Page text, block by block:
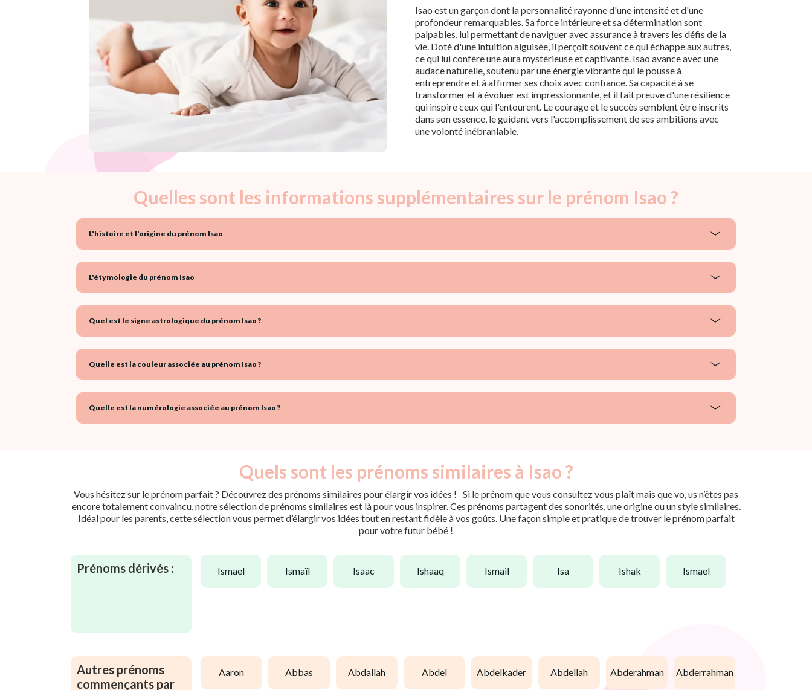
Isao est un garçon dont la personnalité rayonne d'une intensité et d'une
profondeur remarquables. Sa force intérieure et sa détermination sont
palpables, lui permettant de naviguer avec assurance à travers les défis de la
vie. Doté d'une intuition aiguisée, il perçoit souvent ce qui échappe aux autres,
ce qui lui confère une aura mystérieuse et captivante. Isao avance avec une
audace naturelle, soutenu par une énergie vibrante qui le pousse à
entreprendre et à affirmer ses choix avec confiance. Sa capacité à se
transformer et à évoluer est impressionnante, et il fait preuve d'une résilience
qui inspire ceux qui l'entourent. Le courage et le succès semblent être inscrits
dans son essence, le guidant vers l'accomplissement de ses ambitions avec
une volonté inébranlable.
Quelles sont les informations supplémentaires sur le prénom Isao ?
L'histoire et l'origine du prénom Isao
L'étymologie du prénom Isao
Quel est le signe astrologique du prénom Isao ?
Quelle est la couleur associée au prénom Isao ?
Quelle est la numérologie associée au prénom Isao ?
Quels sont les prénoms similaires à Isao ?
Vous hésitez sur le prénom parfait ? Découvrez des prénoms similaires pour élargir vos idées ! Si le prénom que vous consultez vous plaît mais que vo, us n’êtes pas
encore totalement convaincu, notre sélection de prénoms similaires est là pour vous inspirer. Ces prénoms partagent des sonorités, une origine ou un style similaires.
Idéal pour les parents, cette sélection vous permet d’élargir vos idées tout en restant fidèle à vos goûts. Une façon simple et pratique de trouver le prénom parfait
pour votre futur bébé !
Prénoms dérivés : ismael ismaïl isaac ishaaq ismail isa ishak ismael
Autres prénoms
commençants par
aaron abbas abdallah abdel abdelkader abdellah abderahman abderrahman